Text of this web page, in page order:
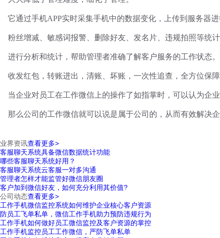
它通过手机APP实时采集手机中的数据变化，上传到服务器
粉丝增减、敏感词报警、删除好友、发名片、违规拍照等统
进行分析和统计，帮助管理者准确了解客户服务的工作状态。
收发红包，转账进出，清账、坏账，一次性追查，全方位保
当企业对员工在工作微信上的操作了如指掌时，可以认为企
那么公司的工作微信就可以说是属于公司的，从而有效解决
业界资讯查看更多>
客服聊天系统具备微信数据统计功能
哪些客服聊天系统好用？
客服聊天系统云客服一对多沟通
管理者怎样才能监管好微信朋友圈
客户加到微信好友，如何充分利用其价值?
公司动态查看更多>
工作手机微信监控系统如何维护企业核心客户资源
防员工飞单私单，微信工作手机助力预防违规行为
工作手机如何做好员工微信监控及客户资源的掌控
工作手机监控员工工作微信，严防飞单私单